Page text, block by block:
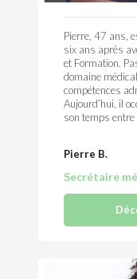
Pierre, 47 ans,
six ans après
et Formation.
domaine
compétences
Aujourd’hui, il
son temps
Pierre B.
Secrétaire